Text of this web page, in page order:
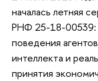
началась летняя
РНФ 25-18-00539:
поведения
интеллекта и
принятия